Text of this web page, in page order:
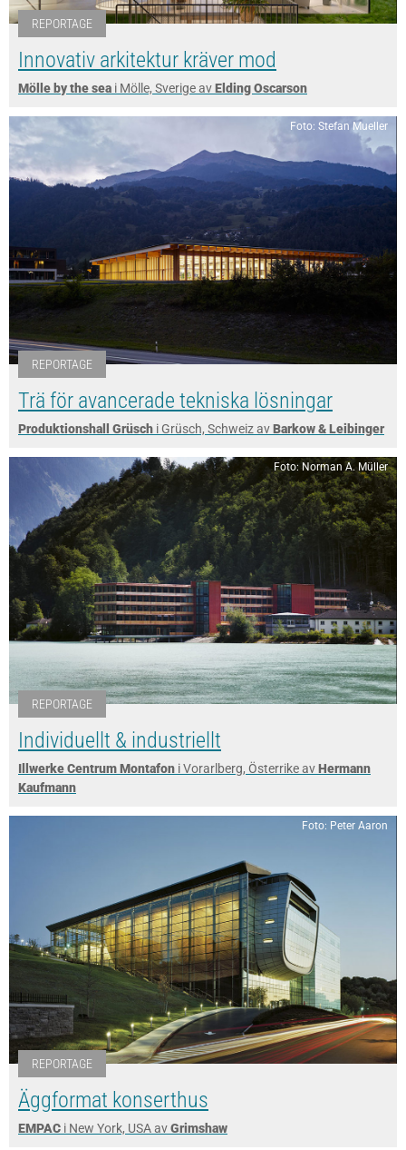
REPORTAGE
Innovativ arkitektur kräver mod
Mölle by the sea i Mölle, Sverige avElding Oscarson
Foto: Stefan Mueller
REPORTAGE
Trä för avancerade tekniska lösningar
Produktionshall Grüsch i Grüsch, Schweiz avBarkow & Leibinger
Foto: Norman A. Müller
REPORTAGE
Individuellt & industriellt
Illwerke Centrum Montafon i Vorarlberg, Österrike avHermann
Kaufmann
Foto: Peter Aaron
REPORTAGE
Äggformat konserthus
EMPAC i New York, USA avGrimshaw